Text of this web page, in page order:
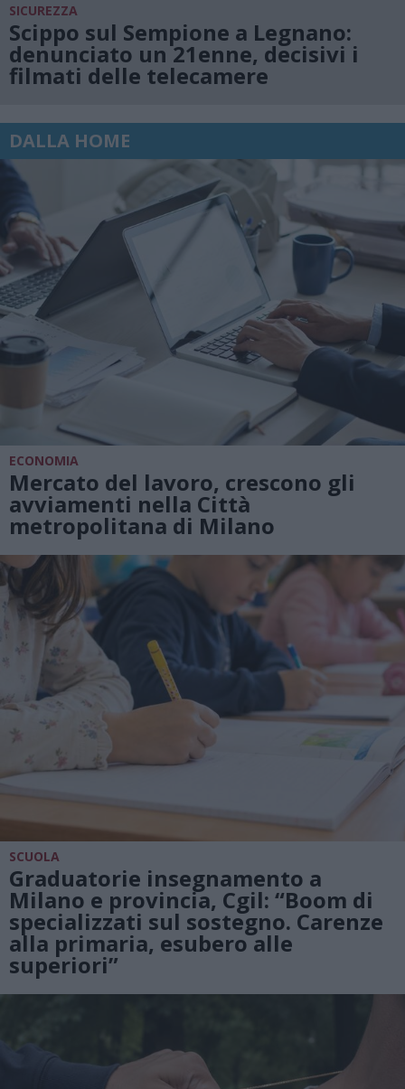
SICUREZZA
Scippo sul Sempione a Legnano:
denunciato un 21enne, decisivi i
filmati delle telecamere
DALLA HOME
ECONOMIA
Mercato del lavoro, crescono gli
avviamenti nella Città
metropolitana di Milano
SCUOLA
Graduatorie insegnamento a
Milano e provincia, Cgil: “Boom di
specializzati sul sostegno. Carenze
alla primaria, esubero alle
superiori”